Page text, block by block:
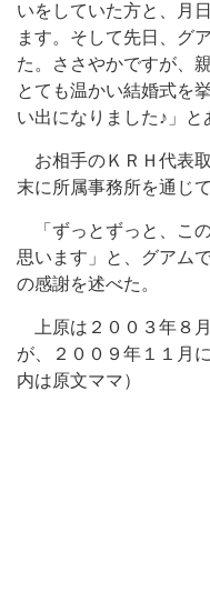
いをしていた方と、月
ます。そして先日、グ
た。ささやかですが、
とても温かい結婚式を
い出になりました♪」と
お相手のＫＲＨ代表
末に所属事務所を通じ
「ずっとずっと、こ
思います」と、グアム
の感謝を述べた。
上原は２００３年８
が、２００９年１１月
内は原文ママ）